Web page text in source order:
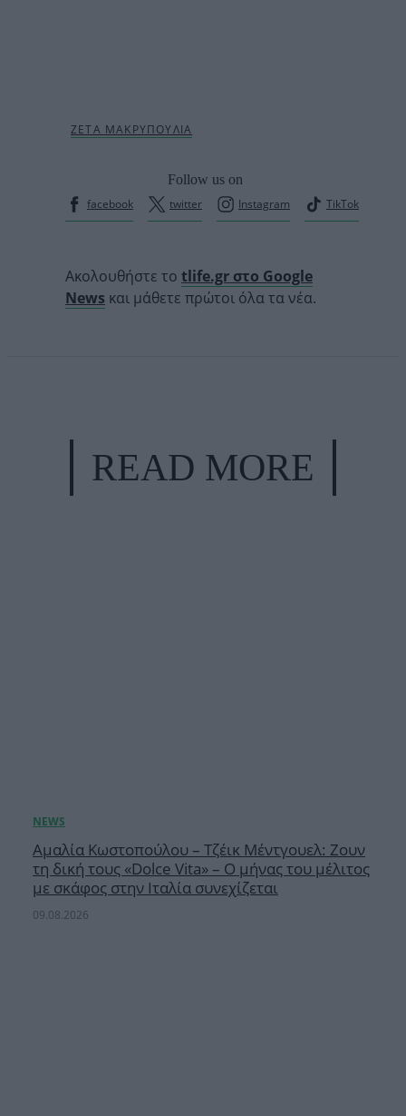
Follow us on
facebook
twitter Instagram TikTok
Ακολουθήστε το tlife.gr στο Google
News και μάθετε πρώτοι όλα τα νέα.
READ MORE
Αμαλία Κωστοπούλου – Τζέικ Μέντγουελ: Ζουν
τη δική τους «Dolce Vita» – Ο μήνας του μέλιτος
με σκάφος στην Ιταλία συνεχίζεται
09.08.2026